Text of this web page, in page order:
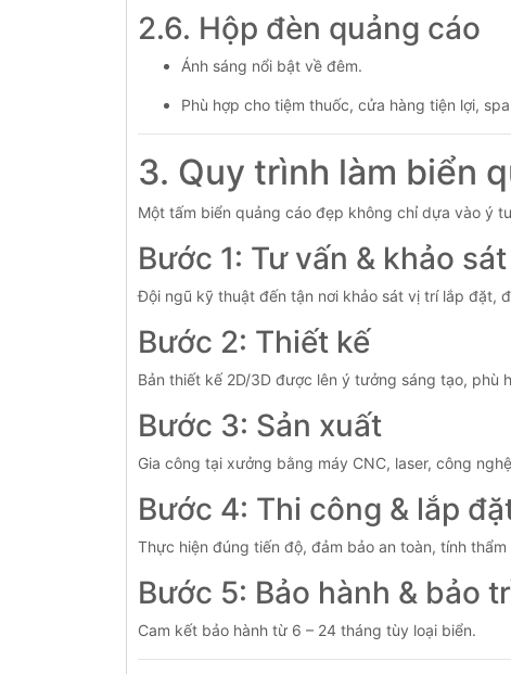
2.6. Hộp đèn quảng cáo
Ánh sáng nổi bật về đêm.
Phù hợp cho tiệm thuốc, cửa hàng tiện lợi,
3. Quy trình làm biển
Một tấm biển quảng cáo đẹp không chỉ dựa vào ý
Bước 1: Tư vấn & khảo sát
Đội ngũ kỹ thuật đến tận nơi khảo sát vị trí lắp đặt,
Bước 2: Thiết kế
Bản thiết kế 2D/3D được lên ý tưởng sáng tạo, phù
Bước 3: Sản xuất
Gia công tại xưởng bằng máy CNC, laser, công
Bước 4: Thi công & lắp
Thực hiện đúng tiến độ, đảm bảo an toàn, tính thẩm
Bước 5: Bảo hành & bảo
Cam kết bảo hành từ 6 – 24 tháng tùy loại biển.